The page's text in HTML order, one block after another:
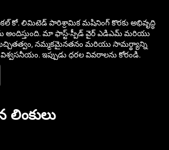
కో. లిమిటెడ్ పారిశ్రామిక మషినింగ్ కొరకు అభివృద్ధి
మా ఫాస్ట్-స్పీడ్ వైర్ ఎడిఎమ్ మరియు
ఖచ్చితత్వం, నమ్మకమైనతనం మరియు సామర్థ్యాన్ని
ఇప్పుడు ధరల వివరాలను కోరండి.